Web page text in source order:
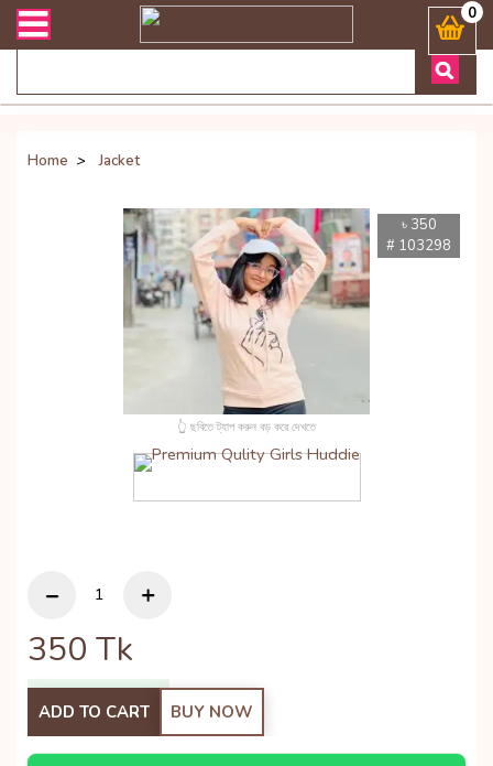
সংক্রান্ত যেকোনো জিজ্ঞাসায় কল করুনঃ ( Whatsapp ) 0
Home > Jacket
৳ 350
# 103298
👆 ছবিতে ট্যাপ করুন বড় করে দেখতে
350 Tk
ADD TO CART BUY NOW